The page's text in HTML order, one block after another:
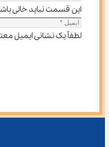
این قسمت نباید خالی
لطفاً یک نشانی ایمیل